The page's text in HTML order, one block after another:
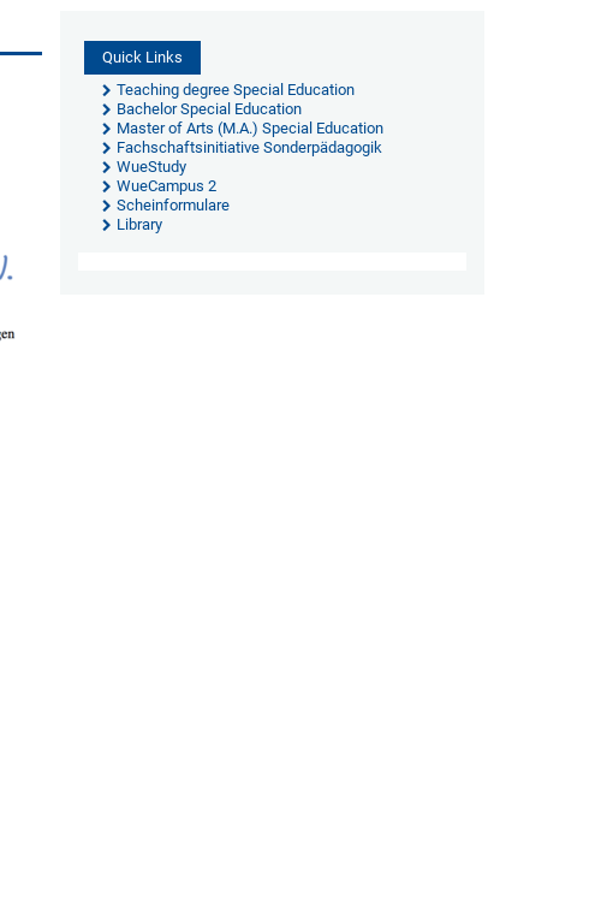
Quick Links
Teaching degree Special Education
Bachelor Special Education
Master of Arts (M.A.) Special Education
Fachschaftsinitiative Sonderpädagogik
WueStudy
WueCampus 2
Scheinformulare
Library